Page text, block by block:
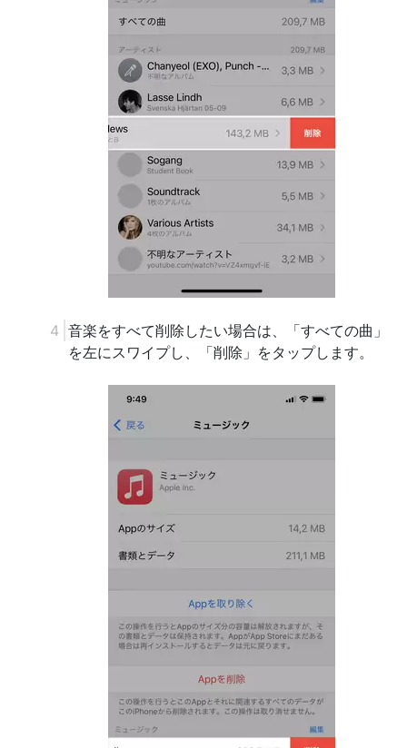
音楽をすべて削除したい場合は、「すべての曲」
を左にスワイプし、「削除」をタップします。